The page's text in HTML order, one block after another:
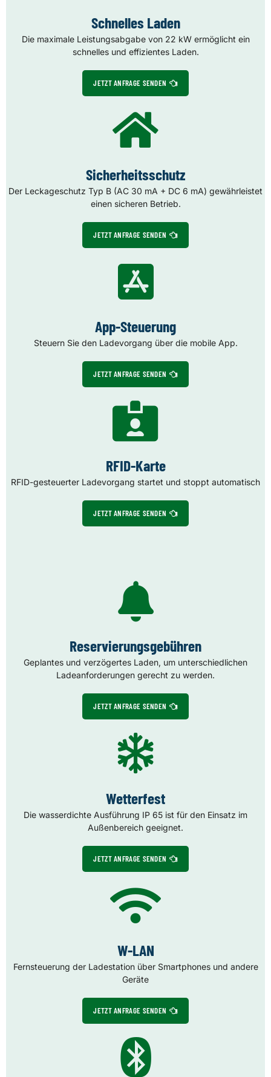
Schnelles Laden
Die maximale Leistungsabgabe von 22 kW ermöglicht ein
schnelles und effizientes Laden.
JETZT ANFRAGE SENDEN
Sicherheitsschutz
Der Leckageschutz Typ B (AC 30 mA + DC 6 mA) gewährleistet
einen sicheren Betrieb.
JETZT ANFRAGE SENDEN
App-Steuerung
Steuern Sie den Ladevorgang über die mobile App.
JETZT ANFRAGE SENDEN
RFID-Karte
RFID-gesteuerter Ladevorgang startet und stoppt automatisch
JETZT ANFRAGE SENDEN
Reservierungsgebühren
Geplantes und verzögertes Laden, um unterschiedlichen
Ladeanforderungen gerecht zu werden.
JETZT ANFRAGE SENDEN
Wetterfest
Die wasserdichte Ausführung IP 65 ist für den Einsatz im
Außenbereich geeignet.
JETZT ANFRAGE SENDEN
W-LAN
Fernsteuerung der Ladestation über Smartphones und andere
Geräte
JETZT ANFRAGE SENDEN